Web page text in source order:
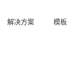
解决方案 模板